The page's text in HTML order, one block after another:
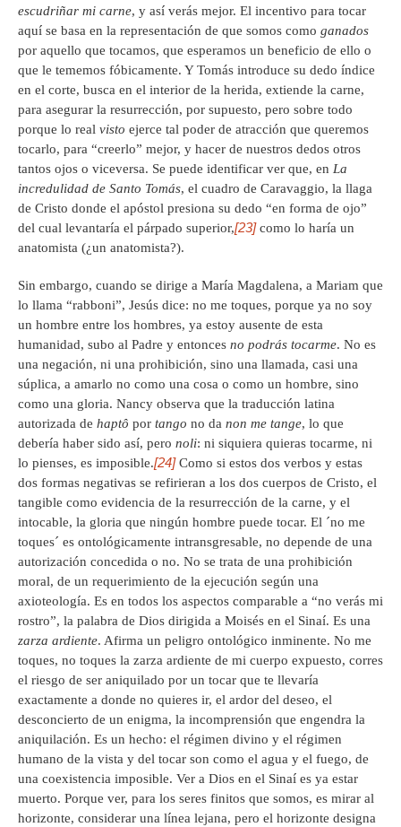
escudriñar mi carne, y así verás mejor. El incentivo para tocar
aquí se basa en la representación de que somos como ganados
por aquello que tocamos, que esperamos un beneficio de ello o
que le tememos fóbicamente. Y Tomás introduce su dedo índice
en el corte, busca en el interior de la herida, extiende la carne,
para asegurar la resurrección, por supuesto, pero sobre todo
porque lo real visto ejerce tal poder de atracción que queremos
tocarlo, para “creerlo” mejor, y hacer de nuestros dedos otros
tantos ojos o viceversa. Se puede identificar ver que, en La
incredulidad de Santo Tomás, el cuadro de Caravaggio, la llaga
de Cristo donde el apóstol presiona su dedo “en forma de ojo”
del cual levantaría el párpado superior,[23]como lo haría un
anatomista (¿un anatomista?).
Sin embargo, cuando se dirige a María Magdalena, a Mariam que
lo llama “rabboni”, Jesús dice: no me toques, porque ya no soy
un hombre entre los hombres, ya estoy ausente de esta
humanidad, subo al Padre y entonces no podrás tocarme. No es
una negación, ni una prohibición, sino una llamada, casi una
súplica, a amarlo no como una cosa o como un hombre, sino
como una gloria. Nancy observa que la traducción latina
autorizada de haptô por tango no da non me tange, lo que
debería haber sido así, pero noli: ni siquiera quieras tocarme, ni
lo pienses, es imposible.[24]Como si estos dos verbos y estas
dos formas negativas se refirieran a los dos cuerpos de Cristo, el
tangible como evidencia de la resurrección de la carne, y el
intocable, la gloria que ningún hombre puede tocar. El ´no me
toques´ es ontológicamente intransgresable, no depende de una
autorización concedida o no. No se trata de una prohibición
moral, de un requerimiento de la ejecución según una
axioteología. Es en todos los aspectos comparable a “no verás mi
rostro”, la palabra de Dios dirigida a Moisés en el Sinaí. Es una
zarza ardiente. Afirma un peligro ontológico inminente. No me
toques, no toques la zarza ardiente de mi cuerpo expuesto, corres
el riesgo de ser aniquilado por un tocar que te llevaría
exactamente a donde no quieres ir, el ardor del deseo, el
desconcierto de un enigma, la incomprensión que engendra la
aniquilación. Es un hecho: el régimen divino y el régimen
humano de la vista y del tocar son como el agua y el fuego, de
una coexistencia imposible. Ver a Dios en el Sinaí es ya estar
muerto. Porque ver, para los seres finitos que somos, es mirar al
horizonte, considerar una línea lejana, pero el horizonte designa